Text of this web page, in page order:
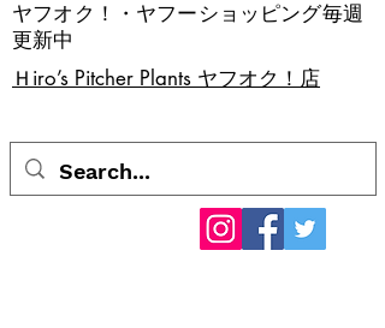
​Ｈiro’s Pitcher Plants ヤフオク！店
ヤフオク！・ヤフーショッピング毎週
更新中